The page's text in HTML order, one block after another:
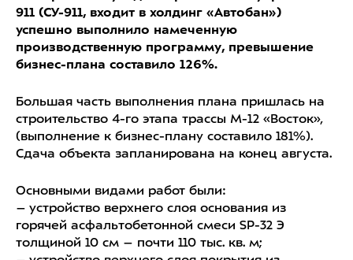
911 (СУ-911, входит в холдинг «Автобан»)
успешно выполнило намеченную
производственную программу, превышение
бизнес-плана составило 126%.
Большая часть выполнения плана пришлась на
строительство 4-го этапа трассы М-12 «Восток»,
(выполнение к бизнес-плану составило 181%).
Сдача объекта запланирована на конец августа.
Основными видами работ были:
– устройство верхнего слоя основания из
горячей асфальтобетонной смеси SP-32 Э
толщиной 10 см – почти 110 тыс. кв. м;